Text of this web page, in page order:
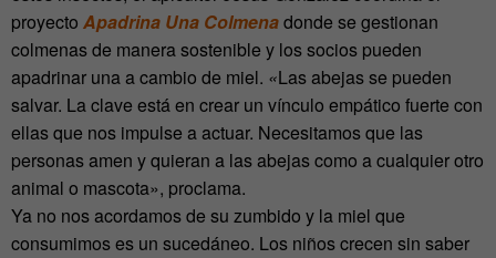
proyecto Apadrina Una Colmenadonde se gestionan
colmenas de manera sostenible y los socios pueden
apadrinar una a cambio de miel. «Las abejas se pueden
salvar. La clave está en crear un vínculo empático fuerte con
ellas que nos impulse a actuar. Necesitamos que las
personas amen y quieran a las abejas como a cualquier otro
animal o mascota», proclama.
Ya no nos acordamos de su zumbido y la miel que
consumimos es un sucedáneo. Los niños crecen sin saber